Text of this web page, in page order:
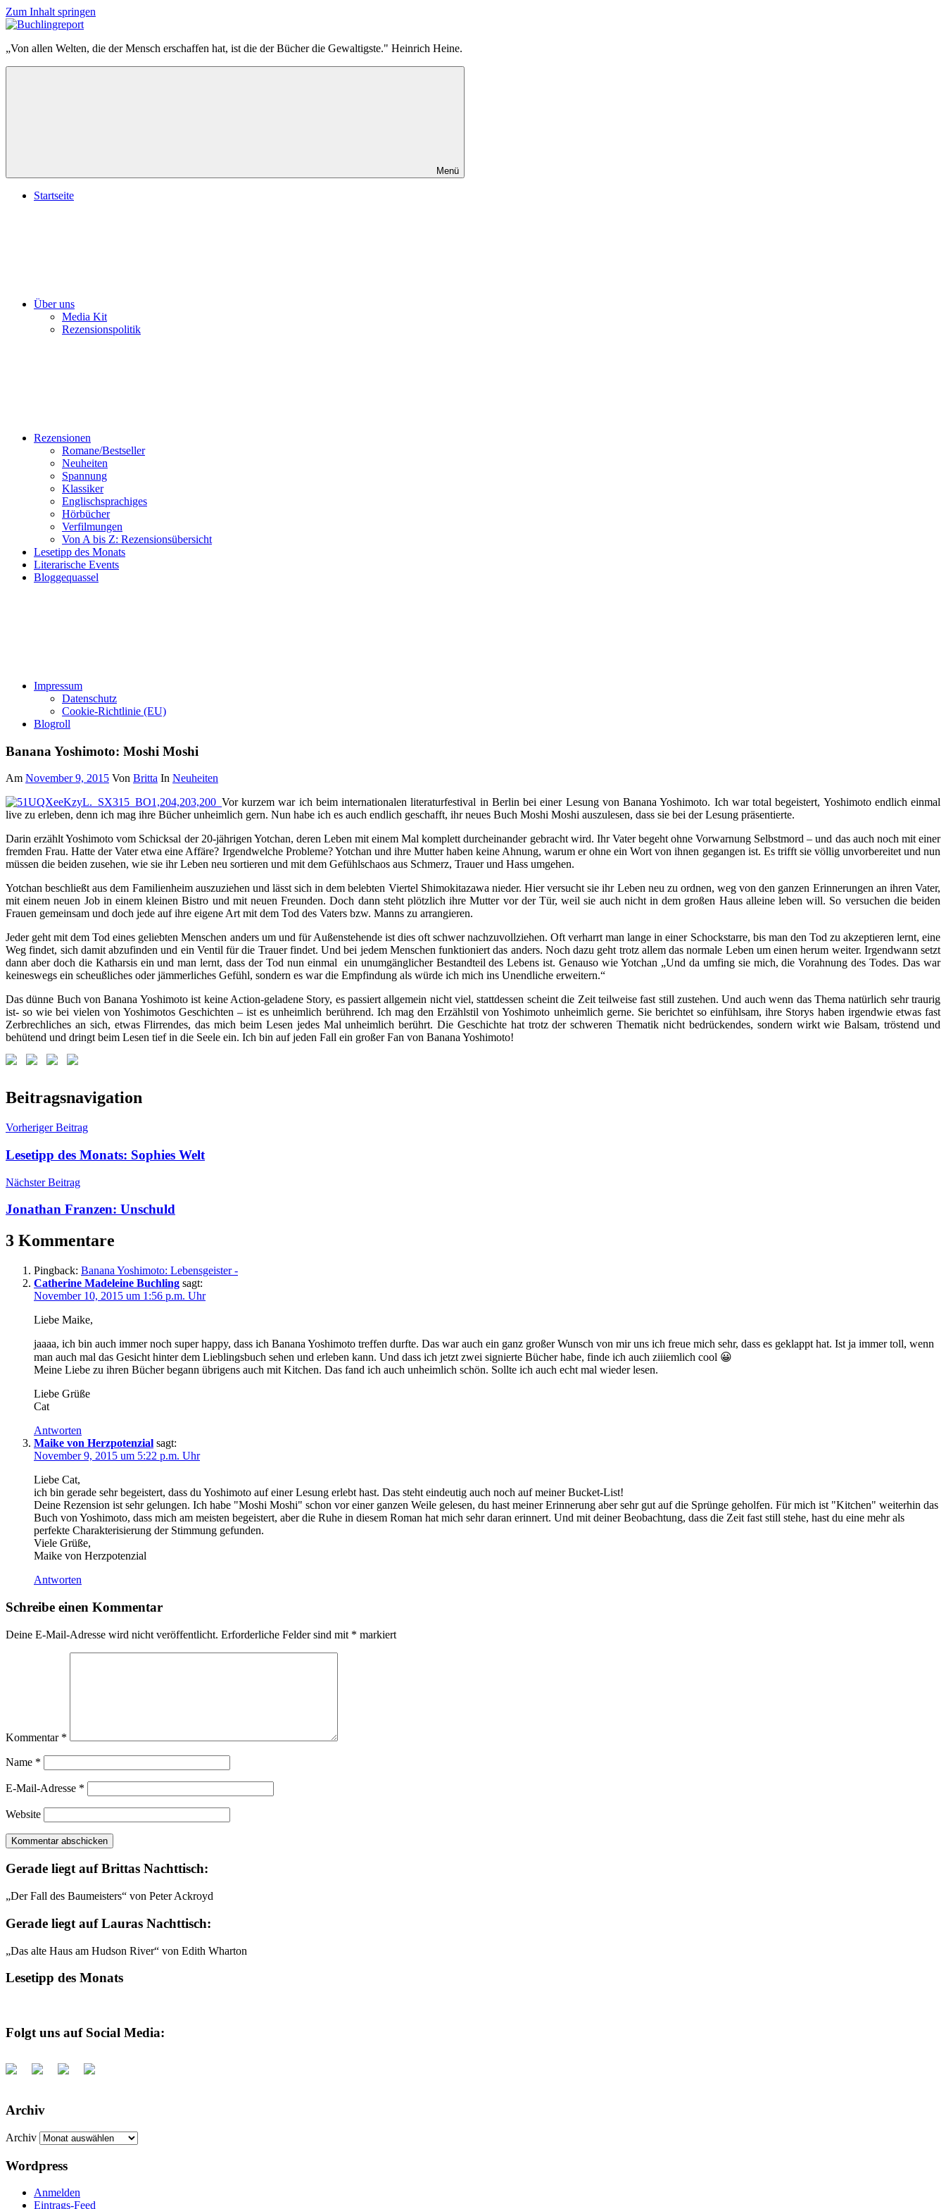
Zum Inhalt springen
Buchlingreport
„Von allen Welten, die der Mensch erschaffen hat, ist die der Bücher die Gewaltigste." Heinrich Heine.
Menü
Startseite
Über uns
Media Kit
Rezensionspolitik
Rezensionen
Romane/Bestseller
Neuheiten
Spannung
Klassiker
Englischsprachiges
Hörbücher
Verfilmungen
Von A bis Z: Rezensionsübersicht
Lesetipp des Monats
Literarische Events
Bloggequassel
Impressum
Datenschutz
Cookie-Richtlinie (EU)
Blogroll
Banana Yoshimoto: Moshi Moshi
Am November 9, 2015 Von Britta In Neuheiten
Vor kurzem war ich beim internationalen literaturfestival in Berlin bei einer Lesung von Banana Yoshimoto. Ich war total begeistert, Yoshimoto endlich einmal
live zu erleben, denn ich mag ihre Bücher unheimlich gern. Nun habe ich es auch endlich geschafft, ihr neues Buch Moshi Moshi auszulesen, dass sie bei der Lesung präsentierte.
Darin erzählt Yoshimoto vom Schicksal der 20-jährigen Yotchan, deren Leben mit einem Mal komplett durcheinander gebracht wird. Ihr Vater begeht ohne Vorwarnung Selbstmord – und das auch noch mit einer
fremden Frau. Hatte der Vater etwa eine Affäre? Irgendwelche Probleme? Yotchan und ihre Mutter haben keine Ahnung, warum er ohne ein Wort von ihnen gegangen ist. Es trifft sie völlig unvorbereitet und nun
müssen die beiden zusehen, wie sie ihr Leben neu sortieren und mit dem Gefühlschaos aus Schmerz, Trauer und Hass umgehen.
Yotchan beschließt aus dem Familienheim auszuziehen und lässt sich in dem belebten Viertel Shimokitazawa nieder. Hier versucht sie ihr Leben neu zu ordnen, weg von den ganzen Erinnerungen an ihren Vater,
mit einem neuen Job in einem kleinen Bistro und mit neuen Freunden. Doch dann steht plötzlich ihre Mutter vor der Tür, weil sie auch nicht in dem großen Haus alleine leben will. So versuchen die beiden
Frauen gemeinsam und doch jede auf ihre eigene Art mit dem Tod des Vaters bzw. Manns zu arrangieren.
Jeder geht mit dem Tod eines geliebten Menschen anders um und für Außenstehende ist dies oft schwer nachzuvollziehen. Oft verharrt man lange in einer Schockstarre, bis man den Tod zu akzeptieren lernt, eine
Weg findet, sich damit abzufinden und ein Ventil für die Trauer findet. Und bei jedem Menschen funktioniert das anders. Noch dazu geht trotz allem das normale Leben um einen herum weiter. Irgendwann setzt
dann aber doch die Katharsis ein und man lernt, dass der Tod nun einmal ein unumgänglicher Bestandteil des Lebens ist. Genauso wie Yotchan „Und da umfing sie mich, die Vorahnung des Todes. Das war
keineswegs ein scheußliches oder jämmerliches Gefühl, sondern es war die Empfindung als würde ich mich ins Unendliche erweitern.“
Das dünne Buch von Banana Yoshimoto ist keine Action-geladene Story, es passiert allgemein nicht viel, stattdessen scheint die Zeit teilweise fast still zustehen. Und auch wenn das Thema natürlich sehr traurig
ist- so wie bei vielen von Yoshimotos Geschichten – ist es unheimlich berührend. Ich mag den Erzählstil von Yoshimoto unheimlich gerne. Sie berichtet so einfühlsam, ihre Storys haben irgendwie etwas fast
Zerbrechliches an sich, etwas Flirrendes, das mich beim Lesen jedes Mal unheimlich berührt. Die Geschichte hat trotz der schweren Thematik nicht bedrückendes, sondern wirkt wie Balsam, tröstend und
behütend und dringt beim Lesen tief in die Seele ein. Ich bin auf jeden Fall ein großer Fan von Banana Yoshimoto!
Schlagwörter:
Banana
Diogenes,
Literatur,
Moshi,
Beitragsnavigation
Vorheriger Beitrag
Lesetipp des Monats: Sophies Welt
Nächster Beitrag
Jonathan Franzen: Unschuld
3 Kommentare
Pingback: Banana Yoshimoto: Lebensgeister -
Catherine Madeleine Buchling sagt:
November 10, 2015 um 1:56 p.m. Uhr
Liebe Maike,
jaaaa, ich bin auch immer noch super happy, dass ich Banana Yoshimoto treffen durfte. Das war auch ein ganz großer Wunsch von mir uns ich freue mich sehr, dass es geklappt hat. Ist ja immer toll, wenn
man auch mal das Gesicht hinter dem Lieblingsbuch sehen und erleben kann. Und dass ich jetzt zwei signierte Bücher habe, finde ich auch ziiiemlich cool 😀
Meine Liebe zu ihren Bücher begann übrigens auch mit Kitchen. Das fand ich auch unheimlich schön. Sollte ich auch echt mal wieder lesen.
Liebe Grüße
Cat
Antworten
Maike von Herzpotenzial sagt:
November 9, 2015 um 5:22 p.m. Uhr
Liebe Cat,
ich bin gerade sehr begeistert, dass du Yoshimoto auf einer Lesung erlebt hast. Das steht eindeutig auch noch auf meiner Bucket-List!
Deine Rezension ist sehr gelungen. Ich habe "Moshi Moshi" schon vor einer ganzen Weile gelesen, du hast meiner Erinnerung aber sehr gut auf die Sprünge geholfen. Für mich ist "Kitchen" weiterhin das
Buch von Yoshimoto, dass mich am meisten begeistert, aber die Ruhe in diesem Roman hat mich sehr daran erinnert. Und mit deiner Beobachtung, dass die Zeit fast still stehe, hast du eine mehr als
perfekte Charakterisierung der Stimmung gefunden.
Viele Grüße,
Maike von Herzpotenzial
Antworten
Schreibe einen Kommentar
Deine E-Mail-Adresse wird nicht veröffentlicht. Erforderliche Felder sind mit * markiert
Kommentar *
Name *
E-Mail-Adresse *
Website
Gerade liegt auf Brittas Nachttisch:
„Der Fall des Baumeisters“ von Peter Ackroyd
Gerade liegt auf Lauras Nachttisch:
„Das alte Haus am Hudson River“ von Edith Wharton
Lesetipp des Monats
Folgt uns auf Social Media:
Archiv
Archiv
Wordpress
Anmelden
Eintrags-Feed